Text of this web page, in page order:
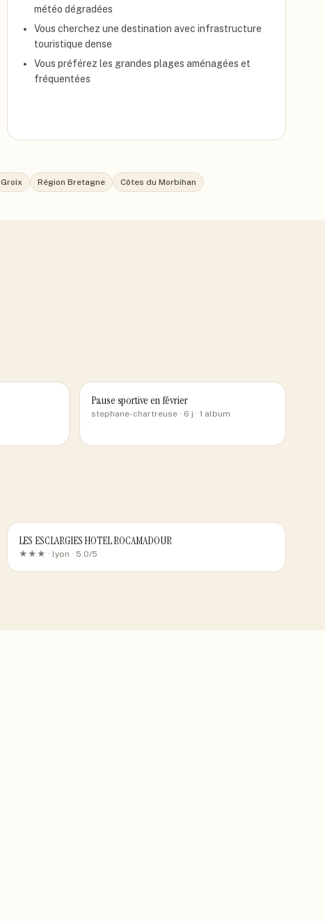
météo dégradées
Vous cherchez une destination avec infrastructure
touristique dense
Vous préférez les grandes plages aménagées et
fréquentées
Groix Région Bretagne Côtes du Morbihan
Pause sportive en février
stephane-chartreuse· 6 j · 1 album
LES ESCLARGIES HOTEL ROCAMADOUR
★★★ · lyon · 5.0/5